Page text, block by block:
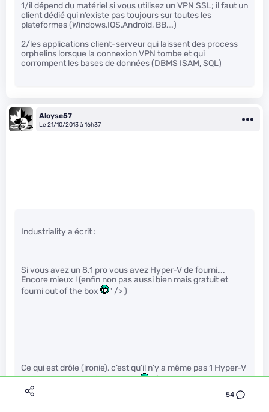
54
1/il dépend du matériel si vous utilisez un VPN SSL; il faut un
client dédié qui n’existe pas toujours sur toutes les
plateformes (Windows,IOS,Androïd, BB,…)
2/les applications client-serveur qui laissent des process
orphelins lorsque la connexion VPN tombe et qui
corrompent les bases de données (DBMS ISAM, SQL)
Aloyse57
Le 21/10/2013 à 16h37
Industriality a écrit :
Si vous avez un 8.1 pro vous avez Hyper-V de fourni….
Encore mieux ! (enfin non pas aussi bien mais gratuit et
fourni out of the box
" /> )
Ce qui est drôle (ironie), c’est qu’il n’y a même pas 1 Hyper-V
avec Server Essentials. Radins
" />.